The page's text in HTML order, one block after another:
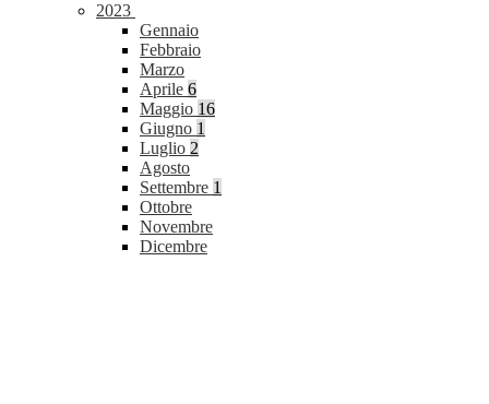
2023
Gennaio
Febbraio
Marzo
Aprile 6
Maggio 16
Giugno 1
Luglio 2
Agosto
Settembre 1
Ottobre
Novembre
Dicembre